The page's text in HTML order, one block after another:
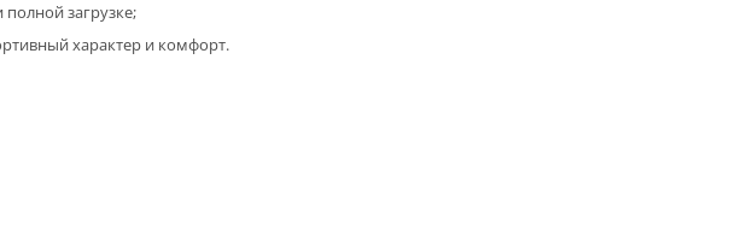
загрузке;
характер и комфорт.